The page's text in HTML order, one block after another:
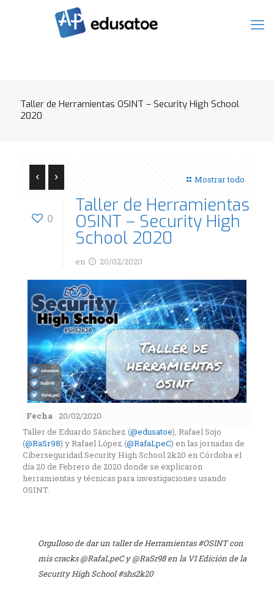
Taller de Herramientas OSINT – Security High School
2020
Mostrar todo
0
Taller de Herramientas
OSINT – Security High
School 2020
en 20/02/2020
Fecha 20/02/2020
Taller de Eduardo Sánchez (@edusatoe), Rafael Sojo
(@RaSr98) y Rafael López (@RafaLpeC) en las jornadas de
Ciberseguridad Security High School 2k20 en Córdoba el
día 20 de Febrero de 2020 donde se explicaron
herramientas y técnicas para investigaciones usando
OSINT.
Orgulloso de dar un taller de Herramientas#OSINTcon
mis cracks@RafaLpeCy@RaSr98en la VI Edición de la
Security High School#shs2k20